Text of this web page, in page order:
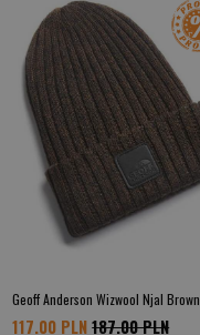
Geoff Anderson Wizwool Njal Brown
117.00 PLN 187.00 PLN